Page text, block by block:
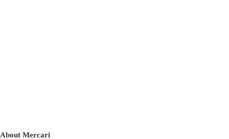
About Mercari